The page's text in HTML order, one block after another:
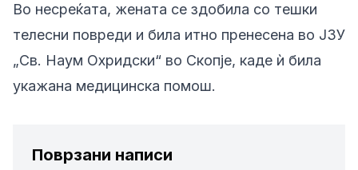
Во несреќата, жената се здобила со тешки
телесни повреди и била итно пренесена во ЈЗУ
„Св. Наум Охридски“ во Скопје, каде ѝ била
укажана медицинска помош.
Поврзани написи